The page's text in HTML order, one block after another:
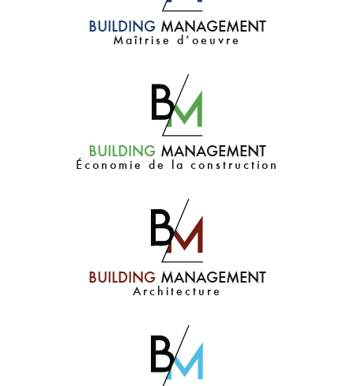
BUILDINGMANAGEMENT
Maîtrise d’oeuvre
BUILDINGMANAGEMENT
Économie de la construction
BUILDINGMANAGEMENT
Architecture